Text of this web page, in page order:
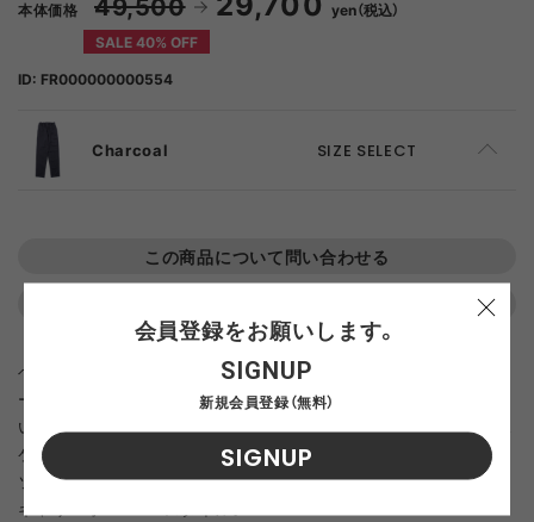
本体価格
yen（税込）
SALE 40% OFF
ID: FR000000000554
Charcoal SIZE SELECT
ADD TO CART
この商品について問い合わせる
ヘビーコットンで作られたイタリアのベーシックなファクトリ
ー・パンツがベース。ウエストはゴム仕様で、膝に補強パッチが付
いている。ヒップにはウェルトポケットが2つ、左足にはカーゴポ
ケットがある。ストーン・ウォッシュ加工により、独特の風合いと
ソフトな肌触りを実現。
キャリーオーバー・スタイル。
会員登録をお願いします。
SIGNUP
新規会員登録（無料）
SIGNUP